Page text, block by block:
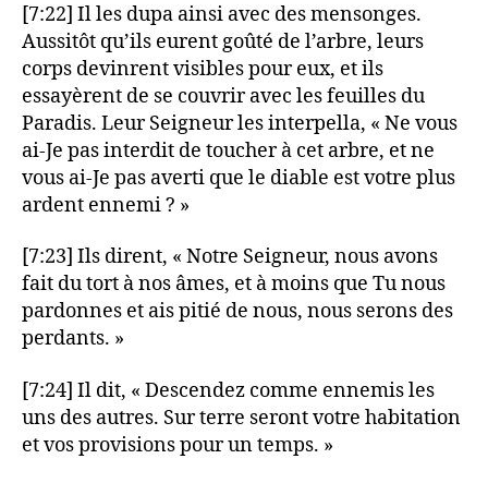
[7:22] Il les dupa ainsi avec des mensonges.
Aussitôt qu’ils eurent goûté de l’arbre, leurs
corps devinrent visibles pour eux, et ils
essayèrent de se couvrir avec les feuilles du
Paradis. Leur Seigneur les interpella, « Ne vous
ai-Je pas interdit de toucher à cet arbre, et ne
vous ai-Je pas averti que le diable est votre plus
ardent ennemi ? »
[7:23] Ils dirent, « Notre Seigneur, nous avons
fait du tort à nos âmes, et à moins que Tu nous
pardonnes et ais pitié de nous, nous serons des
perdants. »
[7:24] Il dit, « Descendez comme ennemis les
uns des autres. Sur terre seront votre habitation
et vos provisions pour un temps. »